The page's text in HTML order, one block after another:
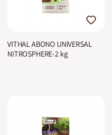
VITHAL ABONO UNIVERSAL
NITROSPHERE-2 kg